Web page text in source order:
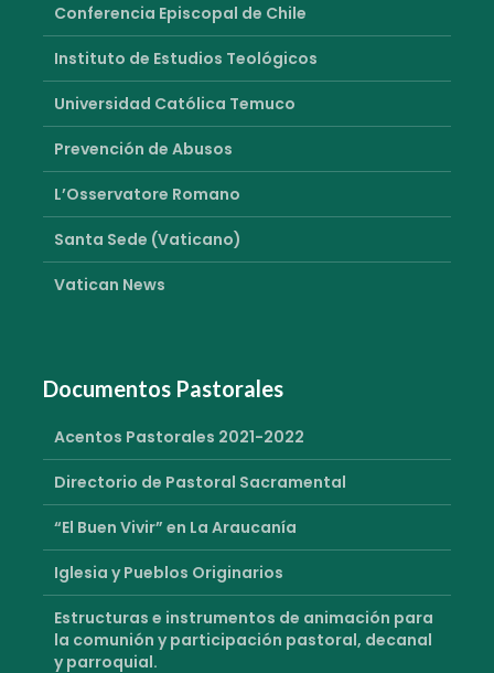
Conferencia Episcopal de Chile
Instituto de Estudios Teológicos
Universidad Católica Temuco
Prevención de Abusos
L’Osservatore Romano
Santa Sede (Vaticano)
Vatican News
Documentos Pastorales
Acentos Pastorales 2021-2022
Directorio de Pastoral Sacramental
“El Buen Vivir” en La Araucanía
Iglesia y Pueblos Originarios
Estructuras e instrumentos de animación para
la comunión y participación pastoral, decanal
y parroquial.